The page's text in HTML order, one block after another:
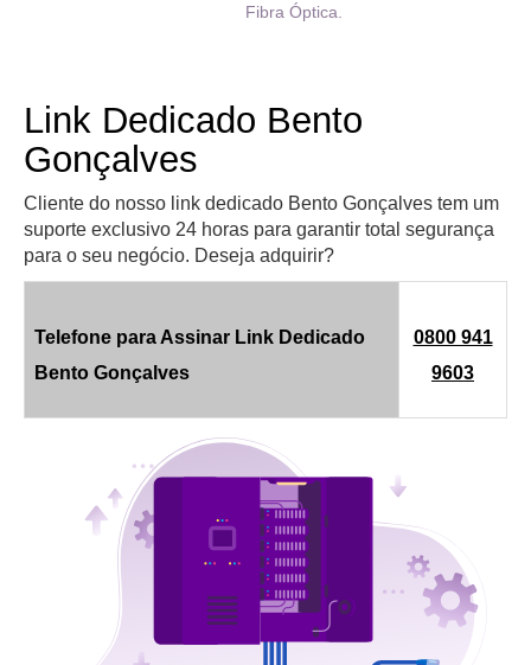
Fibra Óptica.
Link Dedicado Bento
Gonçalves
Cliente do nosso link dedicado Bento Gonçalves tem um
suporte exclusivo 24 horas para garantir total segurança
para o seu negócio. Deseja adquirir?
Telefone para Assinar Link Dedicado
Bento Gonçalves
0800 941
9603